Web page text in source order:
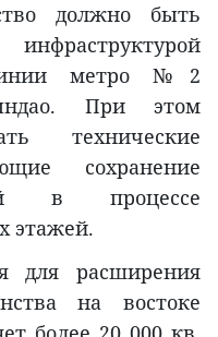
должно быть
метро №2
При этом
технические
сохранение
в процессе
этажей.
для расширения
на востоке